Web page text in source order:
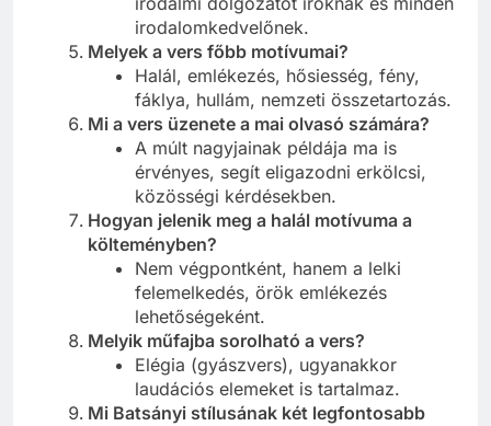
irodalomkedvelőnek.
Melyek a vers főbb motívumai?
Halál, emlékezés, hősiesség, fény,
fáklya, hullám, nemzeti összetartozás.
Mi a vers üzenete a mai olvasó számára?
A múlt nagyjainak példája ma is
érvényes, segít eligazodni erkölcsi,
közösségi kérdésekben.
Hogyan jelenik meg a halál motívuma a
költeményben?
Nem végpontként, hanem a lelki
felemelkedés, örök emlékezés
lehetőségeként.
Melyik műfajba sorolható a vers?
Elégia (gyászvers), ugyanakkor
laudációs elemeket is tartalmaz.
Mi Batsányi stílusának két legfontosabb